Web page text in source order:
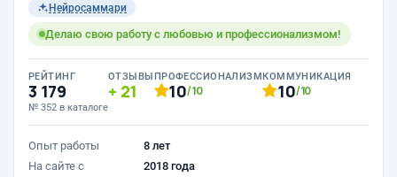
Нейросаммари
Делаю свою работу с любовью и профессионализмом!
РЕЙТИНГ
3 179
№ 352 в каталоге
ОТЗЫВЫ
21
ПРОФЕССИОНАЛИЗМ
10/10
КОММУНИКАЦИЯ
10/10
Опыт работы
8 лет
На сайте с
2018 года